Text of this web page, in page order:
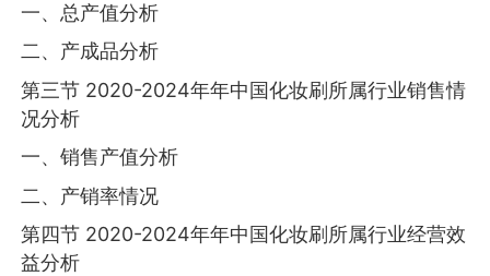
一、总产值分析
二、产成品分析
第三节 2020-2024年年中国化妆刷所属行业销售情
况分析
一、销售产值分析
二、产销率情况
第四节 2020-2024年年中国化妆刷所属行业经营效
益分析